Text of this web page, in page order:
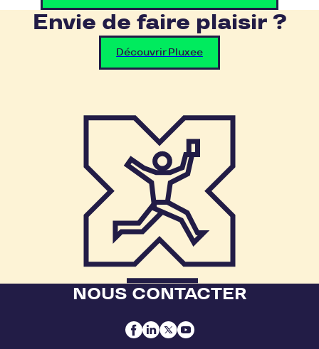
Envie de faire plaisir ?
Découvrir Pluxee
NOUS CONTACTER